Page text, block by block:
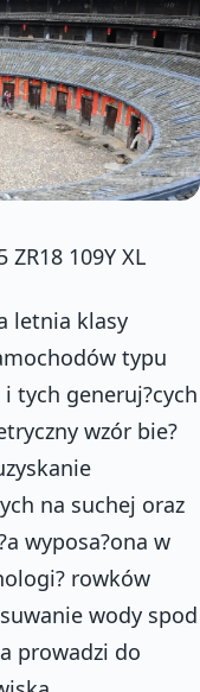
109Y XL
letnia klasy
typu
tych generuj?cych
wzór bie?
na suchej oraz
wyposa?ona w
rowków
wody spod
prowadzi do